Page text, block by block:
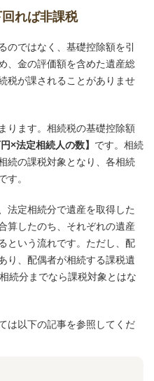
れば非課税
のではなく、基礎控除額を引
、金の評価額を含めた遺産総
税が課されることがありませ
ります。相続税の基礎控除額
×法定相続人の数】 です。相続
続の課税対象となり、各相続
す。
法定相続分で遺産を取得した
算したのち、それぞれの遺産
という流れです。ただし、配
り、配偶者が相続する課税遺
続分までなら課税対象とはな
は以下の記事を参照してくだ